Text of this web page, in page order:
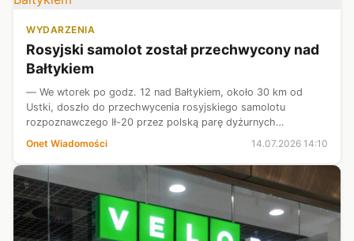
WYDARZENIA
Rosyjski samolot został przechwycony nad
Bałtykiem
— We wtorek po godz. 12 nad Bałtykiem, około 30 km od
Ustki, doszło do przechwycenia rosyjskiego samolotu
rozpoznawczego Ił-20 przez polską parę dyżurnych
samolotów — przekazał minister obrony Władysław Kosiniak-
Onet Wiadomości 14.07.2026 14:10